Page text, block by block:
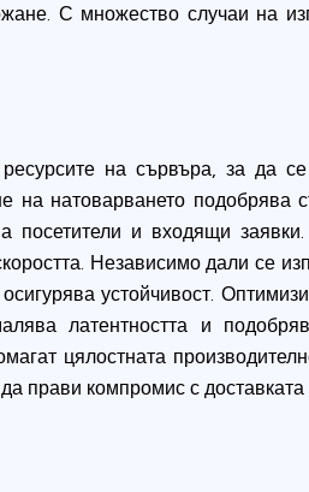
С множество случаи на
на сървъра, за да
натоварването подобрява
и входящи
Независимо дали се
устойчивост.
латентността и
цялостната
прави компромис с доставката